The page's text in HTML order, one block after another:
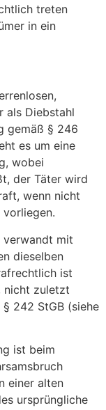
treten
in ein
als Diebstahl
gemäß § 246
es um eine
wobei
der Täter wird
wenn nicht
vorliegen.
verwandt mit
dieselben
ist
nicht zuletzt
242 StGB (siehe
ist beim
einer alten
ursprüngliche